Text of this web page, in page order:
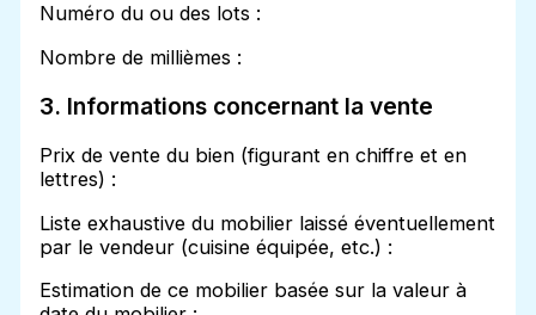
Numéro du ou des lots :
Nombre de millièmes :
3. Informations concernant la vente
Prix de vente du bien (figurant en chiffre et en
lettres) :
Liste exhaustive du mobilier laissé éventuellement
par le vendeur (cuisine équipée, etc.) :
Estimation de ce mobilier basée sur la valeur à